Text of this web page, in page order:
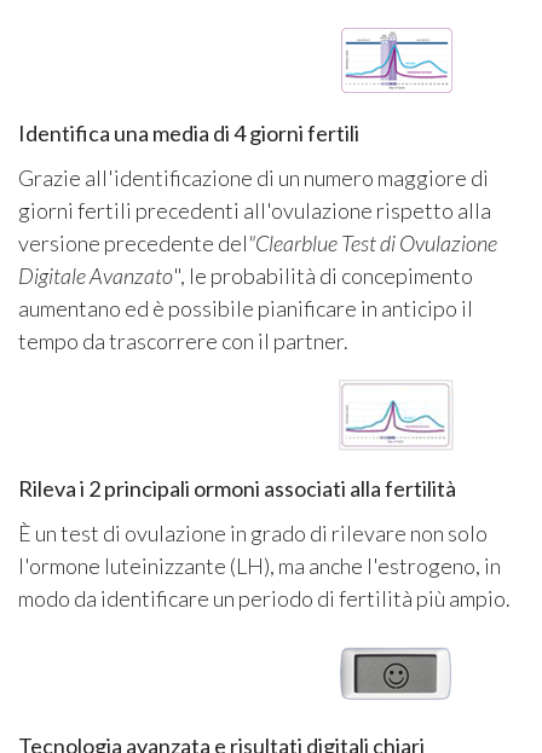
Identifica una media di 4 giorni fertili
Grazie all'identificazione di un numero maggiore di
giorni fertili precedenti all'ovulazione rispetto alla
versione precedente del"Clearblue Test di Ovulazione
Digitale Avanzato", le probabilità di concepimento
aumentano ed è possibile pianificare in anticipo il
tempo da trascorrere con il partner.
Rileva i 2 principali ormoni associati alla fertilità
È un test di ovulazione in grado di rilevare non solo
l'ormone luteinizzante (LH), ma anche l'estrogeno, in
modo da identificare un periodo di fertilità più ampio.
Tecnologia avanzata e risultati digitali chiari